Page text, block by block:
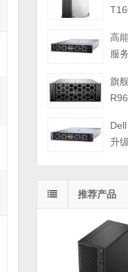
高
服
旗
升
推荐产品